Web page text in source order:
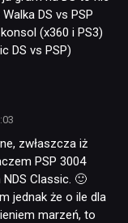
DS vs PSP
(x360 i PS3)
DS vs PSP)
zwłaszcza iż
PSP 3004
Classic. 🙂
jednak że o ile dla
marzeń, to